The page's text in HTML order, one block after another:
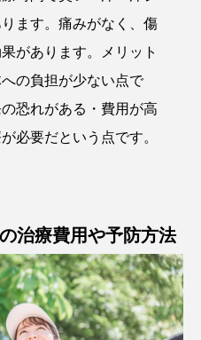
ます。痛みがなく、傷
があります。メリット
の負担が少ない点で
恐れがある・費用が高
必要だという点です。
治療費用や予防方法